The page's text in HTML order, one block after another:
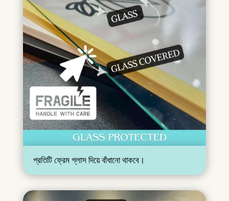
প্রতিটি ফ্রেম গ্লাস দিয়ে বাঁধানো থাকবে।